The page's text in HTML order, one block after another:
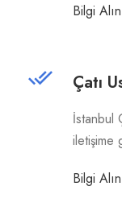
Bilgi Alın
Çatı
İstanbul
iletişime
Bilgi Alın